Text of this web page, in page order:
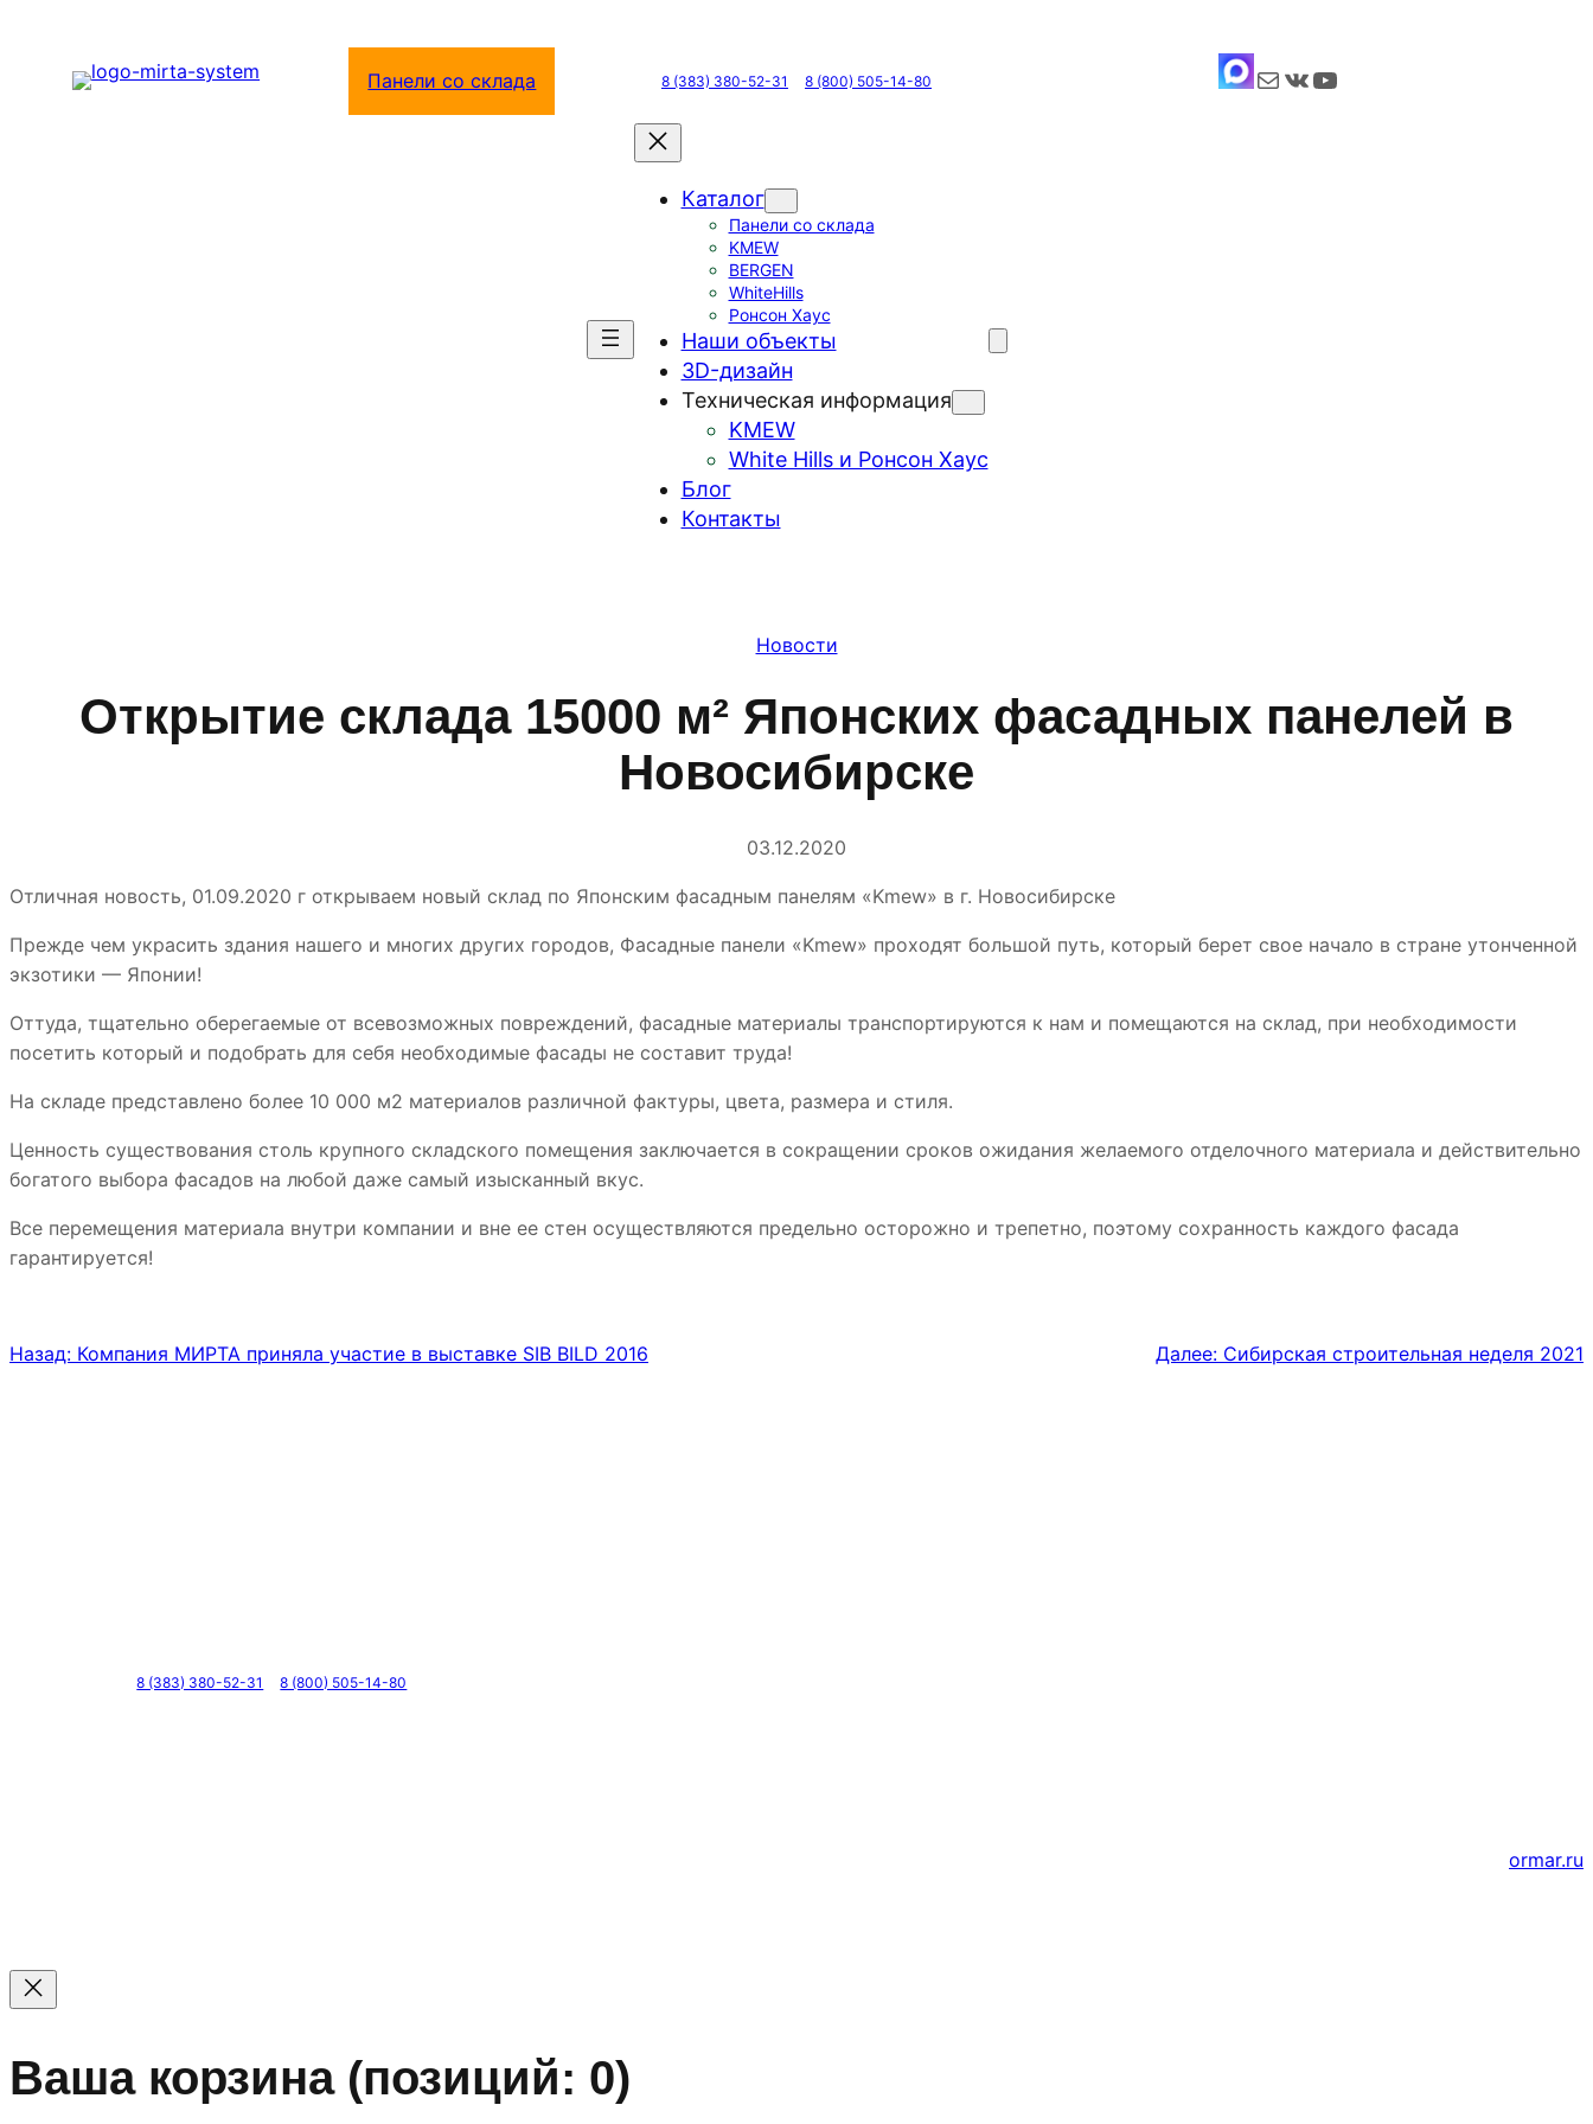
содержимому
Панели со склада 8 (383) 380-52-31 8 (800) 505-14-80 Почта ВКонтакте YouTube
Каталог
Панели со склада
KMEW
BERGEN
WhiteHills
Ронсон Хаус
Наши объекты
3D-дизайн
Техническая информация
KMEW
White Hills и Ронсон Хаус
Блог
Контакты
Новости
Открытие склада 15000 м² Японских фасадных панелей в
Новосибирске
03.12.2020
Отличная новость, 01.09.2020 г открываем новый склад по Японским фасадным панелям «Kmew» в г. Новосибирске
Прежде чем украсить здания нашего и многих других городов, Фасадные панели «Kmew» проходят большой путь, который берет свое начало в стране утонченной
экзотики — Японии!
Оттуда, тщательно оберегаемые от всевозможных повреждений, фасадные материалы транспортируются к нам и помещаются на склад, при необходимости
посетить который и подобрать для себя необходимые фасады не составит труда!
На складе представлено более 10 000 м2 материалов различной фактуры, цвета, размера и стиля.
Ценность существования столь крупного складского помещения заключается в сокращении сроков ожидания желаемого отделочного материала и действительно
богатого выбора фасадов на любой даже самый изысканный вкус.
Все перемещения материала внутри компании и вне ее стен осуществляются предельно осторожно и трепетно, поэтому сохранность каждого фасада
гарантируется!
Назад: Компания МИРТА приняла участие в выставке SIB BILD 2016 Далее: Сибирская строительная неделя 2021
8 (383) 380-52-31 8 (800) 505-14-80
ormar.ru
Ваша корзина (позиций: 0)